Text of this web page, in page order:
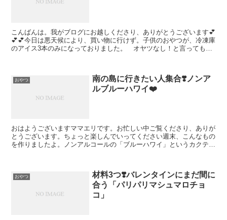
こんばんは。我がブログにお越しくださり、ありがとうございます💕
💕💕今日は悪天候により、買い物に行けず。子供のおやつが、冷凍庫
のアイス3本のみになっておりました。 オヤツなし！と言っても、
おやつ
南の島に行きたい人集合❣️ノンア
ルブルーハワイ❤️
おはようございますママエリです。お忙しい中ご覧くださり、ありが
とうございます。ちょっと楽しんでいってください週末、こんなもの
を作りましたよ。ノンアルコールの「ブルーハワイ」というカクテル
おやつ
材料3つ❣️バレンタインにまだ間に
合う「パリパリマシュマロチョ
コ」